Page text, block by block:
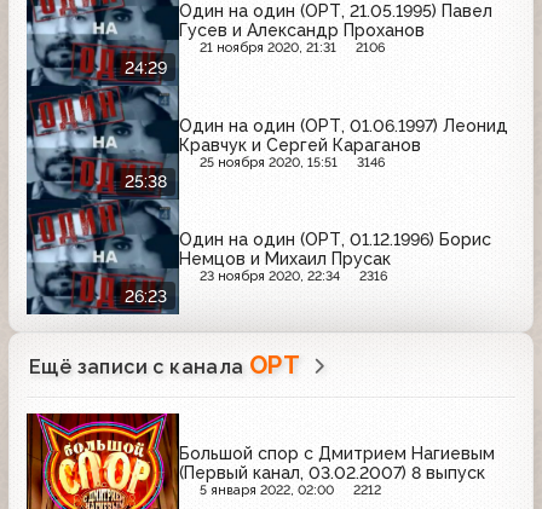
24:29
Один на один (ОРТ, 21.05.1995) Павел
Гусев и Александр Проханов
21 ноября 2020, 21:31 2106
25:38
Один на один (ОРТ, 01.06.1997) Леонид
Кравчук и Сергей Караганов
25 ноября 2020, 15:51 3146
26:23
Один на один (ОРТ, 01.12.1996) Борис
Немцов и Михаил Прусак
23 ноября 2020, 22:34 2316
Ещё записи с канала ОРТ
Большой спор с Дмитрием Нагиевым
(Первый канал, 03.02.2007) 8 выпуск
5 января 2022, 02:00 2212